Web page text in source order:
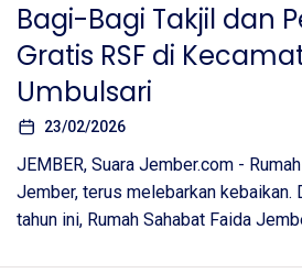
Bagi-Bagi Takjil dan
Gratis RSF di
Umbulsari
23/02/2026
JEMBER, Suara Jember.com -
Jember, terus melebarkan kebaikan.
tahun ini, Rumah Sahabat Faida